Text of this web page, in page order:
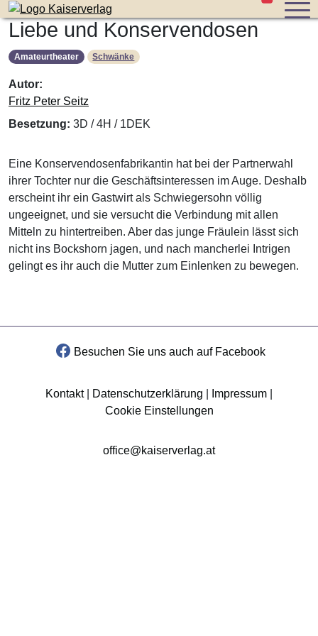
Zum Inhalt der Seite springen Stücke im
Liebe und Konservendosen
Amateurtheater Schwänke
Autor:
Fritz Peter Seitz
Besetzung: 3D / 4H / 1DEK
Eine Konservendosenfabrikantin hat bei der Partnerwahl
ihrer Tochter nur die Geschäftsinteressen im Auge. Deshalb
erscheint ihr ein Gastwirt als Schwiegersohn völlig
ungeeignet, und sie versucht die Verbindung mit allen
Mitteln zu hintertreiben. Aber das junge Fräulein lässt sich
nicht ins Bockshorn jagen, und nach mancherlei Intrigen
gelingt es ihr auch die Mutter zum Einlenken zu bewegen.
Besuchen Sie uns auch auf Facebook
Kontakt| Datenschutzerklärung Impressum
Cookie Einstellungen
office@kaiserverlag.at